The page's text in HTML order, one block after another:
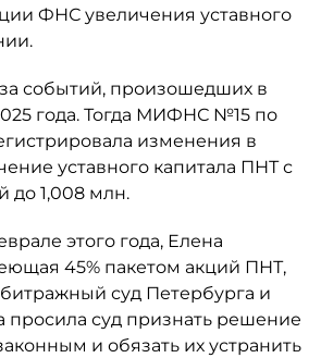
ФНС увеличения уставного
событий, произошедших в
года. Тогда МИФНС №15 по
изменения в
уставного капитала ПНТ с
до 1,008 млн.
этого года, Елена
45% пакетом акций ПНТ,
суд Петербурга и
просила суд признать решение
и обязать их устранить